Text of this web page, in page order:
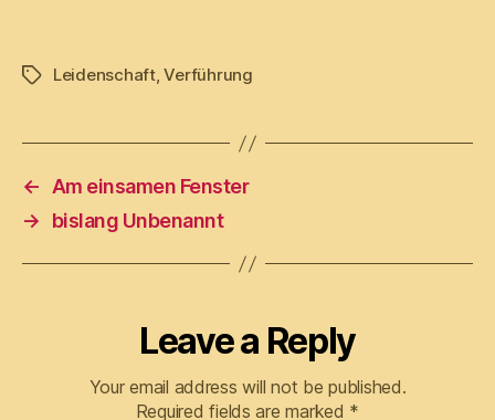
TagsLeidenschaft,Verführung
←
Am einsamen Fenster
→
bislang Unbenannt
Leave a Reply
Your email address will not be published.
Required fields are marked *